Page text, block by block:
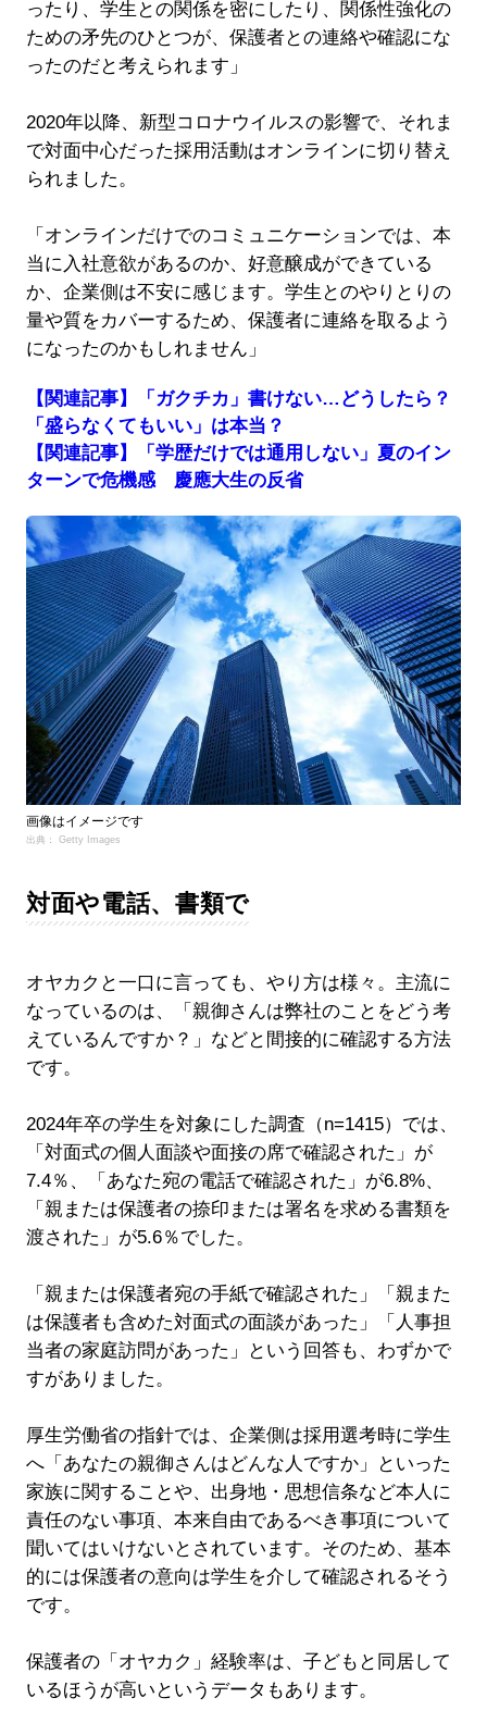
ったり、学生との関係を密にしたり、関係性強化の
ための矛先のひとつが、保護者との連絡や確認にな
ったのだと考えられます」
2020年以降、新型コロナウイルスの影響で、それま
で対面中心だった採用活動はオンラインに切り替え
られました。
「オンラインだけでのコミュニケーションでは、本
当に入社意欲があるのか、好意醸成ができている
か、企業側は不安に感じます。学生とのやりとりの
量や質をカバーするため、保護者に連絡を取るよう
になったのかもしれません」
【関連記事】「ガクチカ」書けない…どうしたら？
「盛らなくてもいい」は本当？
【関連記事】「学歴だけでは通用しない」夏のイン
ターンで危機感 慶應大生の反省
画像はイメージです
出典： Getty Images
対面や電話、書類で
オヤカクと一口に言っても、やり方は様々。主流に
なっているのは、「親御さんは弊社のことをどう考
えているんですか？」などと間接的に確認する方法
です。
2024年卒の学生を対象にした調査（n=1415）では、
「対面式の個人面談や面接の席で確認された」が
7.4％、「あなた宛の電話で確認された」が6.8%、
「親または保護者の捺印または署名を求める書類を
渡された」が5.6％でした。
「親または保護者宛の手紙で確認された」「親また
は保護者も含めた対面式の面談があった」「人事担
当者の家庭訪問があった」という回答も、わずかで
すがありました。
厚生労働省の指針では、企業側は採用選考時に学生
へ「あなたの親御さんはどんな人ですか」といった
家族に関することや、出身地・思想信条など本人に
責任のない事項、本来自由であるべき事項について
聞いてはいけないとされています。そのため、基本
的には保護者の意向は学生を介して確認されるそう
です。
保護者の「オヤカク」経験率は、子どもと同居して
いるほうが高いというデータもあります。